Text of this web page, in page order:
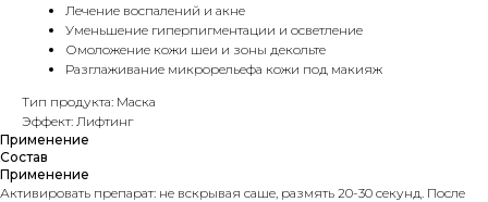
Лечение воспалений и акне
Уменьшение гиперпигментации и осветление
Омоложение кожи шеи и зоны декольте
Разглаживание микрорельефа кожи под макияж
Тип продукта: Маска
Эффект: Лифтинг
Применение
Состав
Применение
Активировать препарат: не вскрывая саше, размять 20-30 секунд. После